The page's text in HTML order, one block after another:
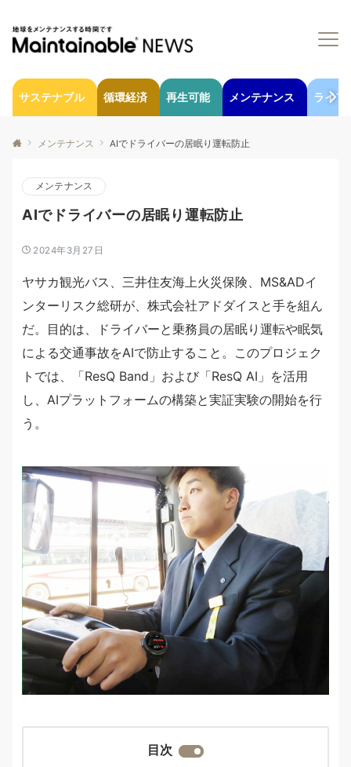
サステナブル 循環経済 再生可能 メンテナンス ライフ
メンテナンス AIでドライバーの居眠り運転防止
メンテナンス
AIでドライバーの居眠り運転防止
2024年3月27日
ヤサカ観光バス、三井住友海上火災保険、MS&ADイ
ンターリスク総研が、株式会社アドダイスと手を組ん
だ。目的は、ドライバーと乗務員の居眠り運転や眠気
による交通事故をAIで防止すること。このプロジェク
トでは、「ResQ Band」および「ResQ AI」を活用
し、AIプラットフォームの構築と実証実験の開始を行
う。
目次